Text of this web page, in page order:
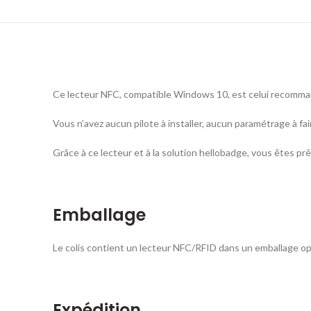
Ce lecteur NFC, compatible Windows 10, est celui
Vous n’avez aucun pilote à installer, aucun paramétrage à
Grâce à ce lecteur et à la solution hellobadge, vous êtes
Emballage
Le colis contient un lecteur NFC/RFID dans un emballage